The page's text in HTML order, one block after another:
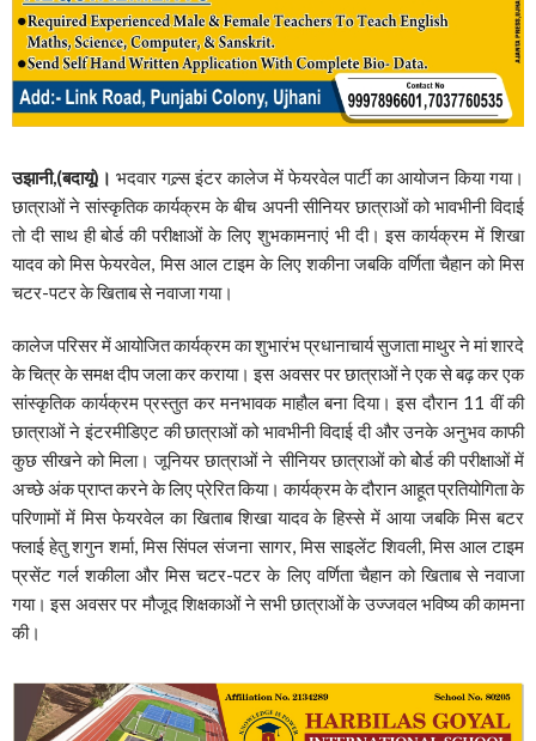
उझानी,(बदायूं)। भदवार गल्र्स इंटर कालेज में फेयरवेल पार्टी का आयोजन किया गया।
छात्राओं ने सांस्कृतिक कार्यक्रम के बीच अपनी सीनियर छात्राओं को भावभीनी विदाई
तो दी साथ ही बोर्ड की परीक्षाओं के लिए शुभकामनाएं भी दी। इस कार्यक्रम में शिखा
यादव को मिस फेयरवेल, मिस आल टाइम के लिए शकीना जबकि वर्णिता चैहान को मिस
चटर-पटर के खिताब से नवाजा गया।
कालेज परिसर में आयोजित कार्यक्रम का शुभारंभ प्रधानाचार्य सुजाता माथुर ने मां शारदे
के चित्र के समक्ष दीप जला कर कराया। इस अवसर पर छात्राओं ने एक से बढ़ कर एक
सांस्कृतिक कार्यक्रम प्रस्तुत कर मनभावक माहौल बना दिया। इस दौरान 11 वीं की
छात्राओं ने इंटरमीडिएट की छात्राओं को भावभीनी विदाई दी और उनके अनुभव काफी
कुछ सीखने को मिला। जूनियर छात्राओं ने सीनियर छात्राओं को बोेर्ड की परीक्षाओं में
अच्छे अंक प्राप्त करने के लिए प्रेरित किया। कार्यक्रम के दौरान आहूत प्रतियोगिता के
परिणामों में मिस फेयरवेल का खिताब शिखा यादव के हिस्से में आया जबकि मिस बटर
फ्लाई हेतु शगुन शर्मा, मिस सिंपल संजना सागर, मिस साइलेंट शिवली, मिस आल टाइम
प्रसेंट गर्ल शकीला और मिस चटर-पटर के लिए वर्णिता चैहान को खिताब से नवाजा
गया। इस अवसर पर मौजूद शिक्षकाओं ने सभी छात्राओं के उज्जवल भविष्य की कामना
की।